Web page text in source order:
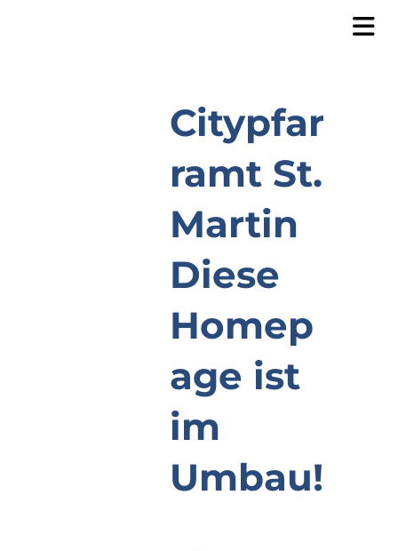
Citypfar
ramt St.
Martin
Diese
Homep
age ist
im
Umbau!